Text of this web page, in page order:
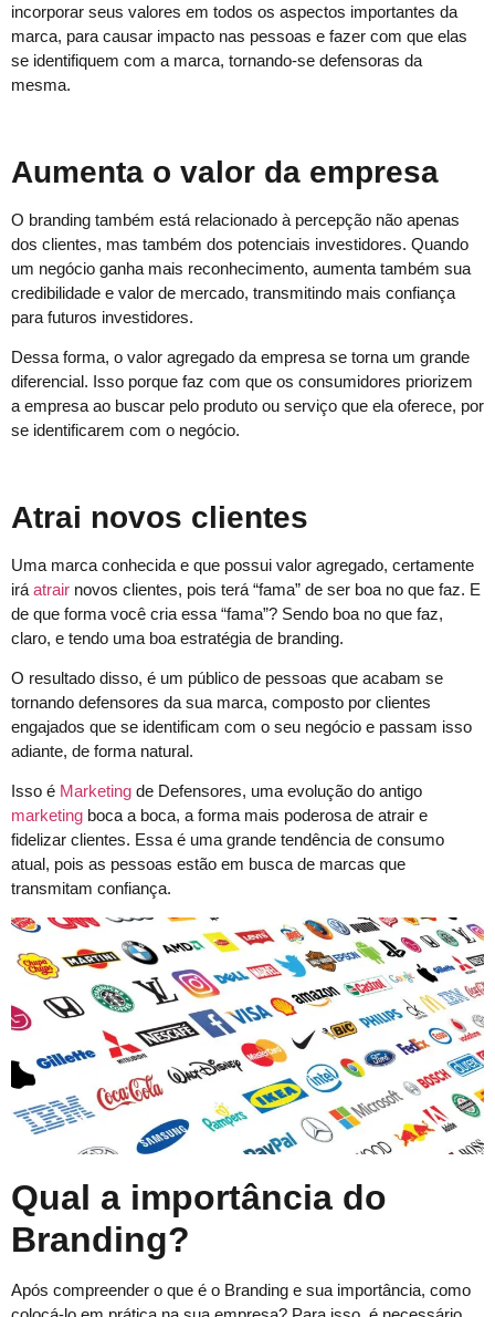
incorporar seus valores em todos os aspectos importantes da
marca, para causar impacto nas pessoas e fazer com que elas
se identifiquem com a marca, tornando-se defensoras da
mesma.
Aumenta o valor da empresa
O branding também está relacionado à percepção não apenas
dos clientes, mas também dos potenciais investidores. Quando
um negócio ganha mais reconhecimento, aumenta também sua
credibilidade e valor de mercado, transmitindo mais confiança
para futuros investidores.
Dessa forma, o valor agregado da empresa se torna um grande
diferencial. Isso porque faz com que os consumidores priorizem
a empresa ao buscar pelo produto ou serviço que ela oferece, por
se identificarem com o negócio.
Atrai novos clientes
Uma marca conhecida e que possui valor agregado, certamente
irá atrair novos clientes, pois terá “fama” de ser boa no que faz. E
de que forma você cria essa “fama”? Sendo boa no que faz,
claro, e tendo uma boa estratégia de branding.
O resultado disso, é um público de pessoas que acabam se
tornando defensores da sua marca, composto por clientes
engajados que se identificam com o seu negócio e passam isso
adiante, de forma natural.
Isso é Marketing de Defensores, uma evolução do antigo
marketing boca a boca, a forma mais poderosa de atrair e
fidelizar clientes. Essa é uma grande tendência de consumo
atual, pois as pessoas estão em busca de marcas que
transmitam confiança.
Qual a importância do
Branding?
Após compreender o que é o Branding e sua importância, como